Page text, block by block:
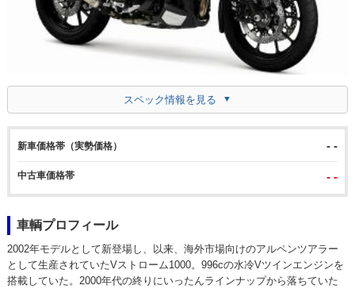
スペック情報を見る
新車価格帯（実勢価格） - -
中古車価格帯 - -
車輌プロフィール
2002年モデルとして新登場し、以来、海外市場向けのアルペンツアラー
として生産されていたVストローム1000。996cの水冷Vツインエンジンを
搭載していた。2000年代の終りにいったんラインナップから落ちていた